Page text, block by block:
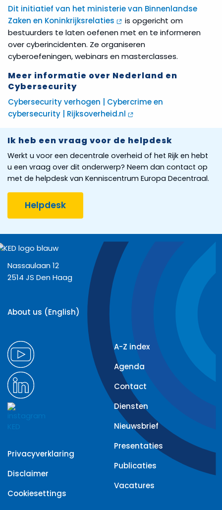
Dit initiatief van het ministerie van Binnenlandse
Zaken en Koninkrijksrelaties
is opgericht om
bestuurders te laten oefenen met en te informeren
over cyberincidenten. Ze organiseren
cyberoefeningen, webinars en masterclasses.
Meer informatie over Nederland en
Cybersecurity
Cybersecurity verhogen | Cybercrime en
cybersecurity | Rijksoverheid.nl
Ik heb een vraag voor de helpdesk
Werkt u voor een decentrale overheid of het Rijk en hebt
u een vraag over dit onderwerp? Neem dan contact op
met de helpdesk van Kenniscentrum Europa Decentraal.
Helpdesk
Nassaulaan 12
2514 JS Den Haag
About us (English)
Privacyverklaring
Disclaimer
Cookiesettings
A-Z index
Agenda
Contact
Diensten
Nieuwsbrief
Presentaties
Publicaties
Vacatures